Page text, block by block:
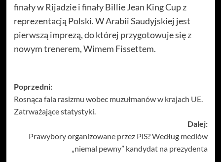
finały w Rijadzie i finały Billie Jean King Cup z
reprezentacją Polski. W Arabii Saudyjskiej jest
pierwszą imprezą, do której przygotowuje się z
nowym trenerem, Wimem Fissettem.
Zobacz
wpisy
Poprzedni:
Rosnąca fala rasizmu wobec muzułmanów w krajach UE.
Zatrważające statystyki.
Dalej:
Prawybory organizowane przez PiS? Według mediów
„niemal pewny” kandydat na prezydenta